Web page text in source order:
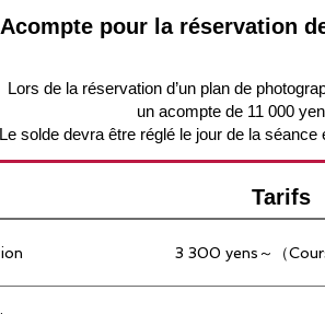
Acompte pour la réservation
Lors de la réservation d’un plan de
un acompte de 11 000
Le solde devra être réglé le jour de la
Tarifs
3 300 yens～（